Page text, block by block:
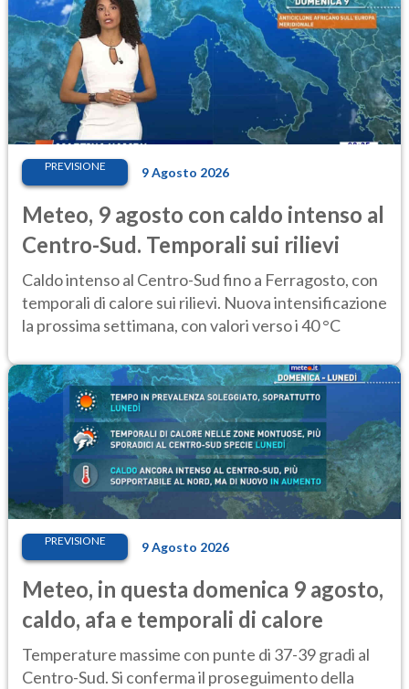
PREVISIONE 9 Agosto 2026
Meteo, 9 agosto con caldo intenso al
Centro-Sud. Temporali sui rilievi
Caldo intenso al Centro-Sud fino a Ferragosto, con
temporali di calore sui rilievi. Nuova intensificazione
la prossima settimana, con valori verso i 40 °C
PREVISIONE 9 Agosto 2026
Meteo, in questa domenica 9 agosto,
caldo, afa e temporali di calore
Temperature massime con punte di 37-39 gradi al
Centro-Sud. Si conferma il proseguimento della